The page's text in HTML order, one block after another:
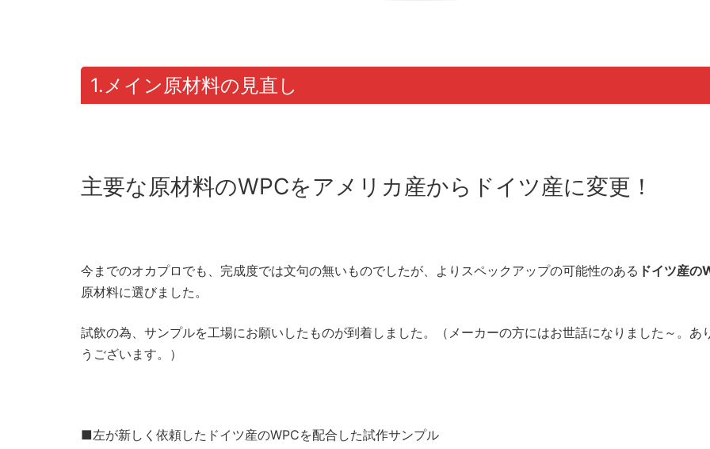
1.メイン原材料の見直し
主要な原材料のWPCをアメリカ産からドイツ産に変更！
今までのオカプロでも、完成度では文句の無いものでしたが、よりスペックアップの可能性のある ドイツ産の
原材料に選びました。
試飲の為、サンプルを工場にお願いしたものが到着しました。（メーカーの方にはお世話になりました～。あ
うございます。）
■左が新しく依頼したドイツ産のWPCを配合した試作サンプル